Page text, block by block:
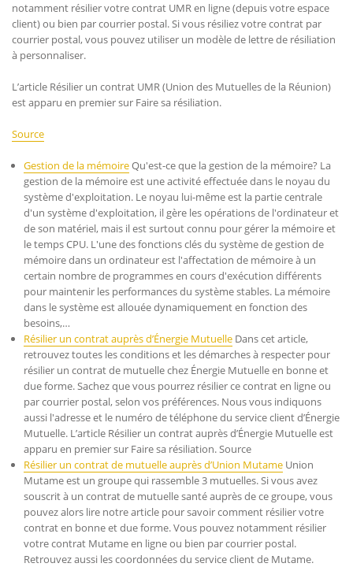
notamment résilier votre contrat UMR en ligne (depuis votre espace
client) ou bien par courrier postal. Si vous résiliez votre contrat par
courrier postal, vous pouvez utiliser un modèle de lettre de résiliation
à personnaliser.
L’article Résilier un contrat UMR (Union des Mutuelles de la Réunion)
est apparu en premier sur Faire sa résiliation.
Source
Gestion de la mémoireQu'est-ce que la gestion de la mémoire? La
gestion de la mémoire est une activité effectuée dans le noyau du
système d'exploitation. Le noyau lui-même est la partie centrale
d'un système d'exploitation, il gère les opérations de l'ordinateur et
de son matériel, mais il est surtout connu pour gérer la mémoire et
le temps CPU. L'une des fonctions clés du système de gestion de
mémoire dans un ordinateur est l'affectation de mémoire à un
certain nombre de programmes en cours d'exécution différents
pour maintenir les performances du système stables. La mémoire
dans le système est allouée dynamiquement en fonction des
besoins,…
Résilier un contrat auprès d’Énergie Mutuelle Dans cet article,
retrouvez toutes les conditions et les démarches à respecter pour
résilier un contrat de mutuelle chez Énergie Mutuelle en bonne et
due forme. Sachez que vous pourrez résilier ce contrat en ligne ou
par courrier postal, selon vos préférences. Nous vous indiquons
aussi l'adresse et le numéro de téléphone du service client d’Énergie
Mutuelle. L’article Résilier un contrat auprès d’Énergie Mutuelle est
apparu en premier sur Faire sa résiliation. Source
Résilier un contrat de mutuelle auprès d’Union Mutame Union
Mutame est un groupe qui rassemble 3 mutuelles. Si vous avez
souscrit à un contrat de mutuelle santé auprès de ce groupe, vous
pouvez alors lire notre article pour savoir comment résilier votre
contrat en bonne et due forme. Vous pouvez notamment résilier
votre contrat Mutame en ligne ou bien par courrier postal.
Retrouvez aussi les coordonnées du service client de Mutame.